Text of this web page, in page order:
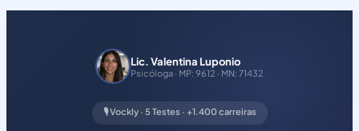
Lic. Valentina Luponio
Psicóloga · MP: 9612 · MN: 71432
🎙️ Vockly · 5 Testes · +1.400 carreiras